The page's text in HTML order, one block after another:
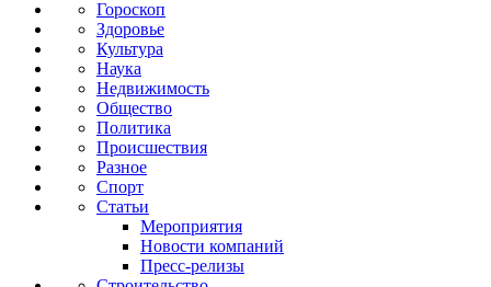
Гороскоп
Здоровье
Культура
Наука
Недвижимость
Общество
Политика
Происшествия
Разное
Спорт
Статьи
Мероприятия
Новости компаний
Пресс-релизы